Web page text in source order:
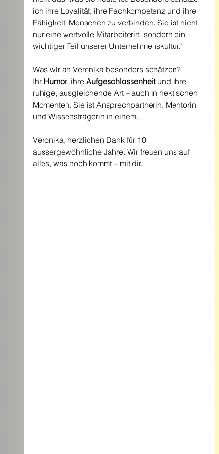
ich ihre Loyalität, ihre Fachkompetenz und ihre
Fähigkeit, Menschen zu verbinden. Sie ist nicht
nur eine wertvolle Mitarbeiterin, sondern ein
wichtiger Teil unserer Unternehmenskultur."
Was wir an Veronika besonders schätzen?
Ihr Humor, ihre Aufgeschlossenheit und ihre
ruhige, ausgleichende Art – auch in hektischen
Momenten. Sie ist Ansprechpartnerin, Mentorin
und Wissensträgerin in einem.
Veronika, herzlichen Dank für 10
aussergewöhnliche Jahre. Wir freuen uns auf
alles, was noch kommt – mit dir.